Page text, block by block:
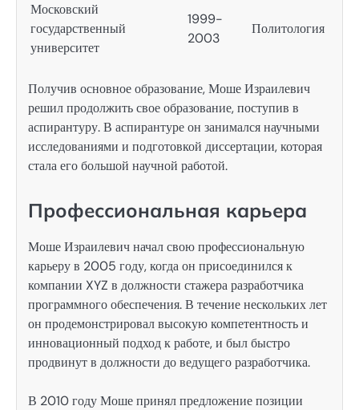
Московский
государственный
университет
1999-
2003
Политология
Получив основное образование, Моше Израилевич
решил продолжить свое образование, поступив в
аспирантуру. В аспирантуре он занимался научными
исследованиями и подготовкой диссертации, которая
стала его большой научной работой.
Профессиональная карьера
Моше Израилевич начал свою профессиональную
карьеру в 2005 году, когда он присоединился к
компании XYZ в должности стажера разработчика
программного обеспечения. В течение нескольких лет
он продемонстрировал высокую компетентность и
инновационный подход к работе, и был быстро
продвинут в должности до ведущего разработчика.
В 2010 году Моше принял предложение позиции